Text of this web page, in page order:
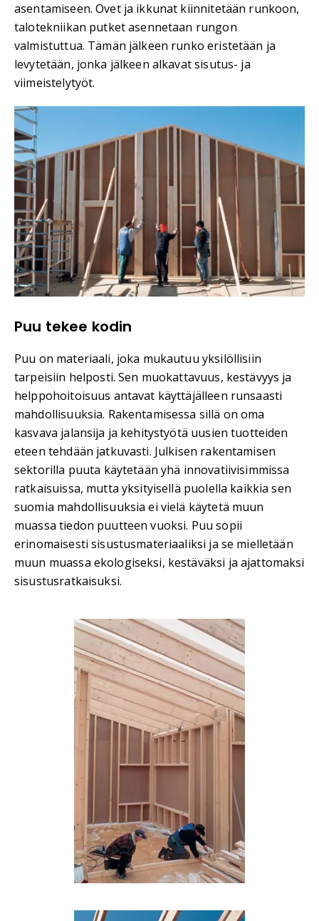
asentamiseen. Ovet ja ikkunat kiinnitetään runkoon,
talotekniikan putket asennetaan rungon
valmistuttua. Tämän jälkeen runko eristetään ja
levytetään, jonka jälkeen alkavat sisutus- ja
viimeistelytyöt.
Puu tekee kodin
Puu on materiaali, joka mukautuu yksilöllisiin
tarpeisiin helposti. Sen muokattavuus, kestävyys ja
helppohoitoisuus antavat käyttäjälleen runsaasti
mahdollisuuksia. Rakentamisessa sillä on oma
kasvava jalansija ja kehitystyötä uusien tuotteiden
eteen tehdään jatkuvasti. Julkisen rakentamisen
sektorilla puuta käytetään yhä innovatiivisimmissa
ratkaisuissa, mutta yksityisellä puolella kaikkia sen
suomia mahdollisuuksia ei vielä käytetä muun
muassa tiedon puutteen vuoksi. Puu sopii
erinomaisesti sisustusmateriaaliksi ja se mielletään
muun muassa ekologiseksi, kestäväksi ja ajattomaksi
sisustusratkaisuksi.